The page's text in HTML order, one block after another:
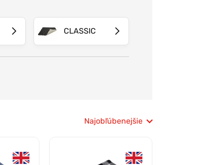
CLASSIC
Najobľúbenejšie